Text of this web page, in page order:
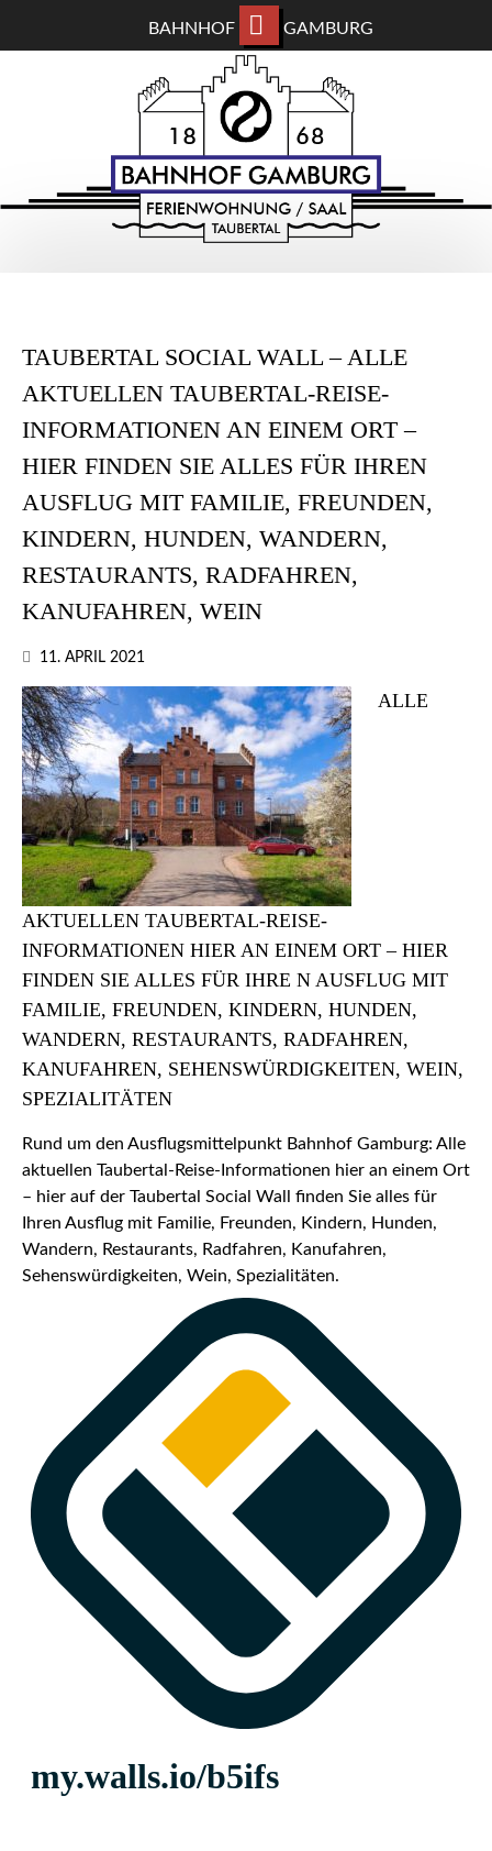
BAHNHOF GAMBURG
BAHNHOF GAMBURG
Ferienwohnung und Eventsaal im Taubertal
NEUES
DER
BAGA
TRAVELBLOG
MIT
TAUBERTAL
NEWS,
REISETIPPS
UND
LIFEHACKS
TAUBERTAL SOCIAL WALL – ALLE
AKTUELLEN TAUBERTAL-REISE-
INFORMATIONEN AN EINEM ORT –
HIER FINDEN SIE ALLES FÜR IHREN
AUSFLUG MIT FAMILIE, FREUNDEN,
KINDERN, HUNDEN, WANDERN,
RESTAURANTS, RADFAHREN,
KANUFAHREN, WEIN
11. APRIL 2021
ALLE
AKTUELLEN TAUBERTAL-REISE-
INFORMATIONEN HIER AN EINEM ORT – HIER
FINDEN SIE ALLES FÜR IHRE N AUSFLUG MIT
FAMILIE, FREUNDEN, KINDERN, HUNDEN,
WANDERN, RESTAURANTS, RADFAHREN,
KANUFAHREN, SEHENSWÜRDIGKEITEN, WEIN,
SPEZIALITÄTEN
Rund um den Ausflugsmittelpunkt Bahnhof Gamburg: Alle
aktuellen Taubertal-Reise-Informationen hier an einem Ort
– hier auf der Taubertal Social Wall finden Sie alles für
Ihren Ausflug mit Familie, Freunden, Kindern, Hunden,
Wandern, Restaurants, Radfahren, Kanufahren,
Sehenswürdigkeiten, Wein, Spezialitäten.